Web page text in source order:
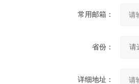
常用邮箱：
省份：
详细地址：